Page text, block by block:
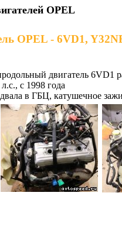
OPEL
OPEL - 6VD1,
двигатель 6VD1
с 1998 года
в ГБЦ, катушечное